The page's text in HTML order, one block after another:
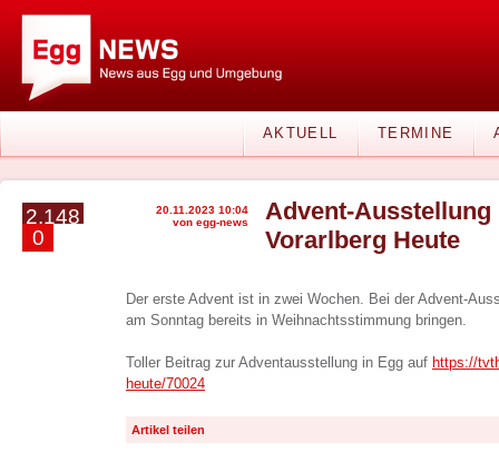
AKTUELL TERMINE
2.148
0
20.11.2023 10:04
von egg-news
Advent-
Vorarlberg Heute
Der erste Advent ist in zwei Wochen. Bei der Advent-
am Sonntag bereits in Weihnachtsstimmung bringen.
Toller Beitrag zur Adventausstellung in Egg auf https://
heute/70024
Artikel teilen